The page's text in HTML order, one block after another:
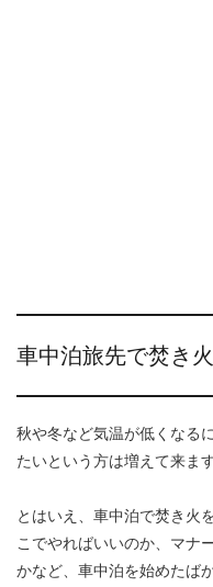
車中泊旅先で焚き
秋や冬など気温が低くなる
たいという方は増えて来ます
とはいえ、車中泊で焚き火
こでやればいいのか、マナ
かなど、車中泊を始めたば